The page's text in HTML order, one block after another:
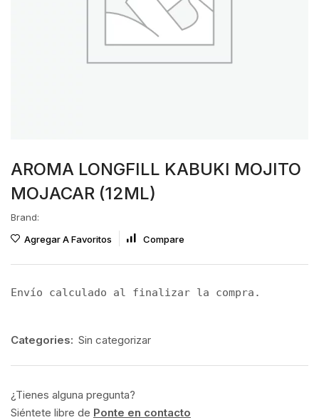
AROMA LONGFILL KABUKI MOJITO
MOJACAR (12ML)
Brand:
Agregar A Favoritos
Compare
Envío calculado al finalizar la compra.
Categories: Sin categorizar
¿Tienes alguna pregunta?
Siéntete libre de Ponte en contacto